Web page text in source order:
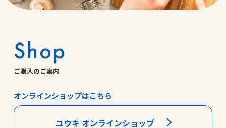
Shop
ご購入のご案内
オンラインショップはこちら
ユウキ オンラインショップ